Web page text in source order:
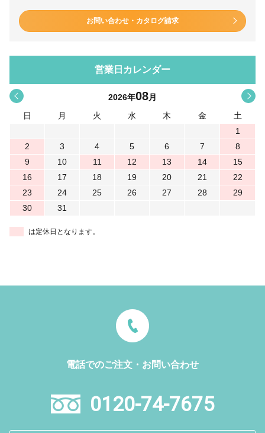
お問い合わせ・カタログ請求
営業日カレンダー
< 2026年08月
日
月 火 水 木 金
土
1
2
3 4 5 6 7
8
9
10 11 12 13 14
15
16
17 18 19 20 21
22
23
24 25 26 27 28
29
30
31
は定休日となります。
電話でのご注文・お問い合わせ
0120-74-7675